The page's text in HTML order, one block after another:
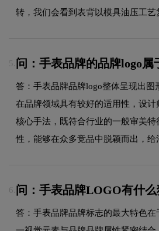
转，我们会看到表背以模具油压工艺
5. 问：手表品牌的品牌logo属
答：手表品牌品牌logo整体呈现出图
在品牌领域具有较好的适用性，设
核心手法，既符合行业的一般审美
性，能够在众多竞品中脱颖而出，给
6. 问：手表品牌LOGO有什么
答：手表品牌品牌标志的最大特色